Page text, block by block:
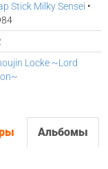
Stick Milky Sensei •
Locke ~Lord
Альбомы